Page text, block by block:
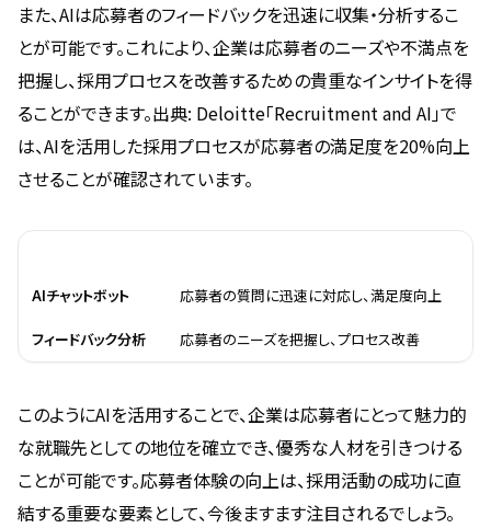
また、AIは応募者のフィードバックを迅速に収集・分析するこ
とが可能です。これにより、企業は応募者のニーズや不満点を
把握し、採用プロセスを改善するための貴重なインサイトを得
ることができます。出典: Deloitte「Recruitment and AI」で
は、AIを活用した採用プロセスが応募者の満足度を20%向上
させることが確認されています。
AIチャットボット 応募者の質問に迅速に対応し、満足度向上
フィードバック分析 応募者のニーズを把握し、プロセス改善
このようにAIを活用することで、企業は応募者にとって魅力的
な就職先としての地位を確立でき、優秀な人材を引きつける
ことが可能です。応募者体験の向上は、採用活動の成功に直
結する重要な要素として、今後ますます注目されるでしょう。